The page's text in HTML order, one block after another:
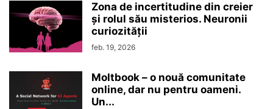
Zona de incertitudine din creier
şi rolul său misterios. Neuronii
curiozităţii
feb. 19, 2026
Moltbook – o nouă comunitate
online, dar nu pentru oameni.
Un...